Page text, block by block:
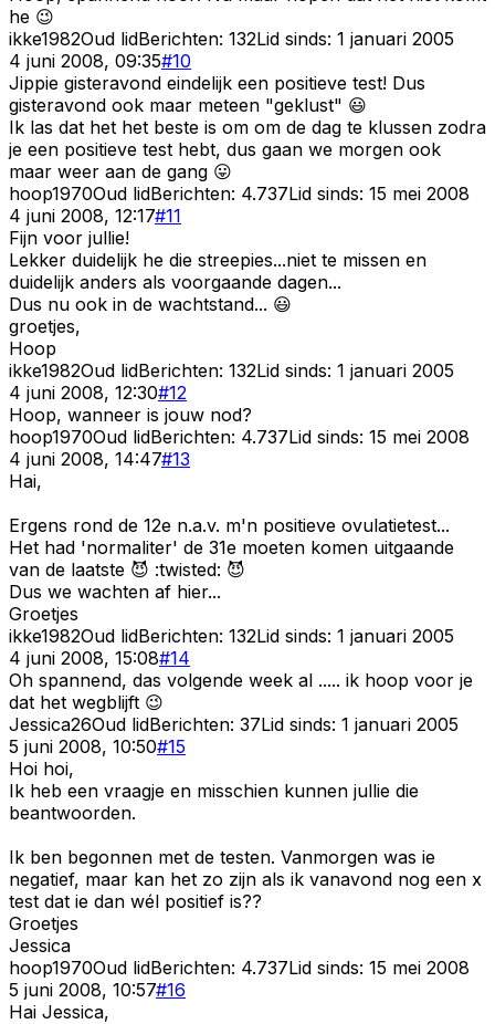
he 😉
ikke1982Oud lidBerichten: 132Lid sinds: 1 januari 2005
4 juni 2008, 09:35#10
Jippie gisteravond eindelijk een positieve test! Dus
gisteravond ook maar meteen "geklust" 😃
Ik las dat het het beste is om om de dag te klussen zodra
je een positieve test hebt, dus gaan we morgen ook
maar weer aan de gang 😛
hoop1970Oud lidBerichten: 4.737Lid sinds: 15 mei 2008
4 juni 2008, 12:17#11
Fijn voor jullie!
Lekker duidelijk he die streepies...niet te missen en
duidelijk anders als voorgaande dagen...
Dus nu ook in de wachtstand... 😃
groetjes,
Hoop
ikke1982Oud lidBerichten: 132Lid sinds: 1 januari 2005
4 juni 2008, 12:30#12
Hoop, wanneer is jouw nod?
hoop1970Oud lidBerichten: 4.737Lid sinds: 15 mei 2008
4 juni 2008, 14:47#13
Hai,
Ergens rond de 12e n.a.v. m'n positieve ovulatietest...
Het had 'normaliter' de 31e moeten komen uitgaande
van de laatste 😈 :twisted: 😈
Dus we wachten af hier...
Groetjes
ikke1982Oud lidBerichten: 132Lid sinds: 1 januari 2005
4 juni 2008, 15:08#14
Oh spannend, das volgende week al ..... ik hoop voor je
dat het wegblijft 😉
Jessica26Oud lidBerichten: 37Lid sinds: 1 januari 2005
5 juni 2008, 10:50#15
Hoi hoi,
Ik heb een vraagje en misschien kunnen jullie die
beantwoorden.
Ik ben begonnen met de testen. Vanmorgen was ie
negatief, maar kan het zo zijn als ik vanavond nog een x
test dat ie dan wél positief is??
Groetjes
Jessica
hoop1970Oud lidBerichten: 4.737Lid sinds: 15 mei 2008
5 juni 2008, 10:57#16
Hai Jessica,